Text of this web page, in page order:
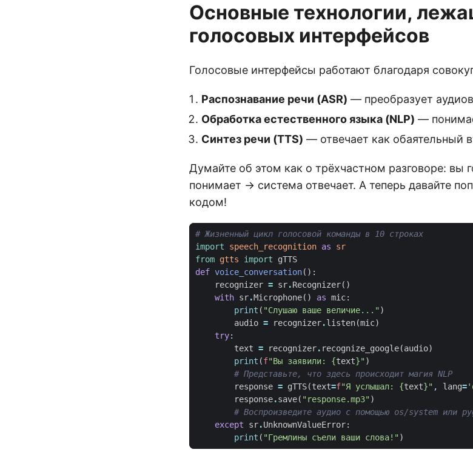
Основные технологии,
голосовых интерфейсов
Голосовые интерфейсы работают благодаря
Распознавание речи (ASR) — преобразует
Обработка естественного языка (NLP) —
Синтез речи (TTS) — отвечает как обаятельный
Думайте об этом как о трёхчастном разговоре: вы
понимает → система отвечает. А теперь давайте
кодом!
# Жизненный цикл голосовой команды в 10 строках
import
speech_recognition as
sr
from gtts import
gTTS
def voice_conversation():
recognizer = sr.Recognizer()
with sr.Microphone() as mic:
print ( "Слушаю ваше величие...")
audio = recognizer.listen(mic)
try:
text = recognizer. recognize_google(audio)
print (f"Вы заявили: {text}")
# Представьте, что здесь происходит магия NLP
response = gTTS(text=f"Я услышал: {text}" , lang=
response.save( "response.mp3")
# Воспроизведите аудио с помощью os/system или
except
sr.UnknownValueError:
print ( "Гремлины съели ваши слова!")